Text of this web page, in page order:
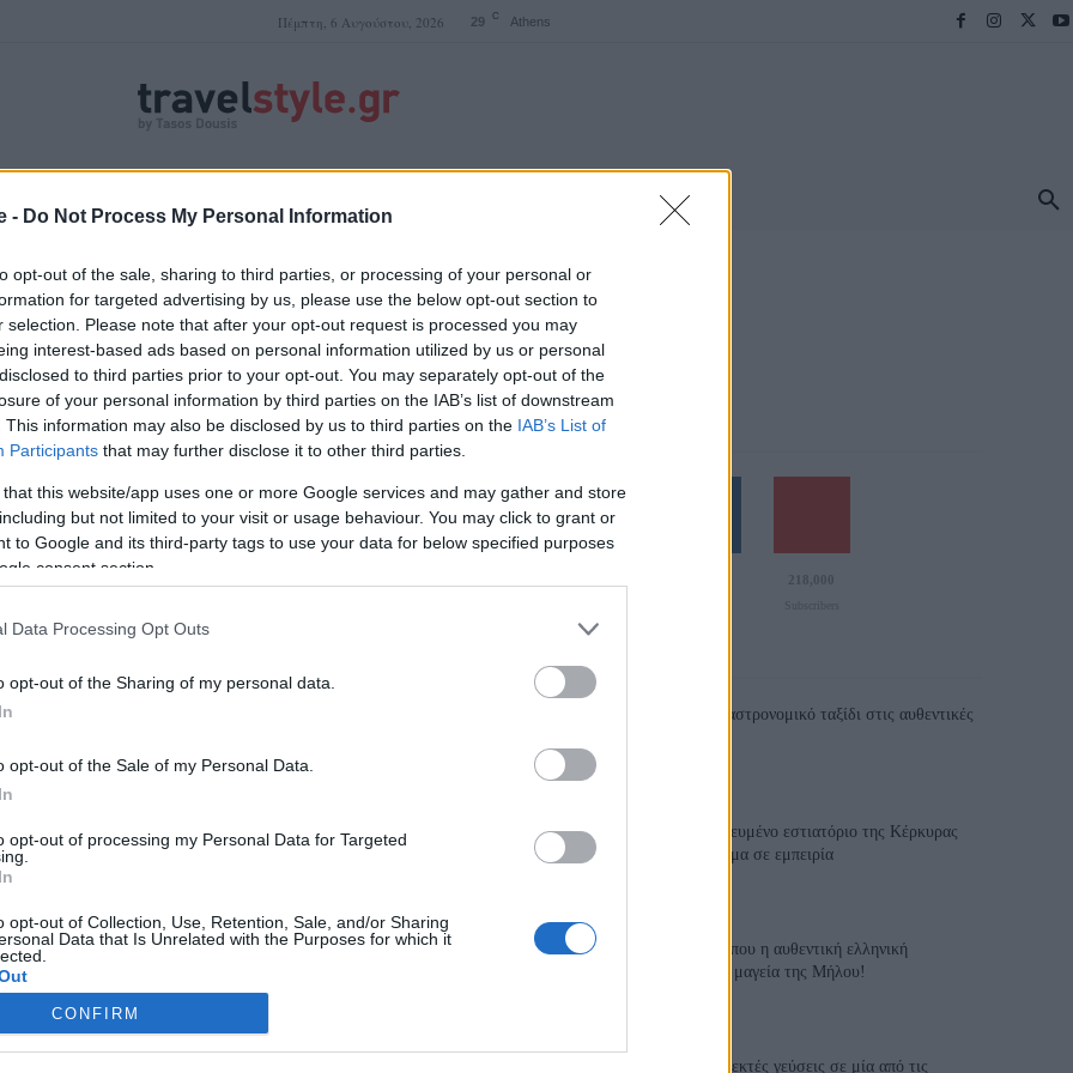
- Do Not Process My Personal Information
opt-out of the sale, sharing to third parties, or processing of your personal or
for targeted advertising by us, please use the below opt-out section to
selection. Please note that after your opt-out request is processed you may
interest-based ads based on personal information utilized by us or personal
to third parties prior to your opt-out. You may separately opt-out of the
of your personal information by third parties on the IAB’s list of downstream
This information may also be disclosed by us to third parties on the IAB’s List of
Participants that may further disclose it to other third parties.
that this website/app uses one or more Google services and may gather and store
but not limited to your visit or usage behaviour. You may click to grant or
to Google and its third-party tags to use your data for below specified purposes
consent section.
Data Processing Opt Outs
opt-out of the Sharing of my personal data.
opt-out of the Sale of my Personal Data.
opt-out of processing my Personal Data for Targeted
opt-out of Collection, Use, Retention, Sale, and/or Sharing
Data that Is Unrelated with the Purposes for which it
CONFIRM
Πέμπτη, 6 Αυγούστου, 2026 29 C Athens
Swiss
Travel News
Follow us
218,000
Tsapis Restaurant: Ένα γαστρονομικό ταξίδι στις αυθεντικές
29 Ιουλίου 2026, 9:54
Toula’s Seaside: Το βραβευμένο εστιατόριο της Κέρκυρας
που μετατρέπει κάθε γεύμα σε εμπειρία
Cavos Restaurant: Εκεί όπου η αυθεντική ελληνική
γαστρονομία συναντά τη μαγεία της Μήλου!
Aiolia Avlaki Corfu: Εκλεκτές γεύσεις σε μία από τις